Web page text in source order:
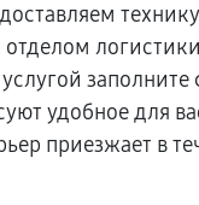
отделом
услугой
удобное для
приезжает в